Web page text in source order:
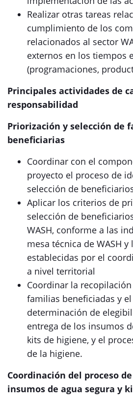
Realizar otras tareas
cumplimiento de los
relacionados al sector
externos en los tiempos
(programaciones,
Principales actividades de
responsabilidad
Priorización y selección de
beneficiarias
Coordinar con el
proyecto el proceso de
selección de
Aplicar los criterios de
selección de
WASH, conforme a las
mesa técnica de WASH
establecidas por el
a nivel territorial
Coordinar la
familias beneficiadas y
determinación de
entrega de los insumos
kits de higiene, y el
de la higiene.
Coordinación del proceso
insumos de agua segura y